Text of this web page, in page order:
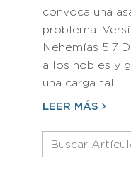
convoca una
problema.
Nehemías 5:7
a los nobles y
una carga tal…
LEER MÁS